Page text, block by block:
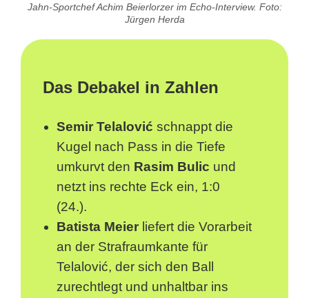
Jahn-Sportchef Achim Beierlorzer im Echo-Interview. Foto:
Jürgen Herda
Das Debakel in Zahlen
Semir Telalović schnappt die
Kugel nach Pass in die Tiefe
umkurvt den Rasim Bulic und
netzt ins rechte Eck ein, 1:0
(24.).
Batista Meier liefert die Vorarbeit
an der Strafraumkante für
Telalović, der sich den Ball
zurechtlegt und unhaltbar ins